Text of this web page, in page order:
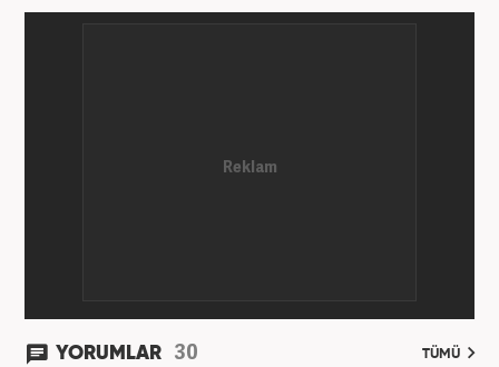
tahrif edilen olguları savunmak, temiz bilgi
YORUMLAR 30 TÜMÜ